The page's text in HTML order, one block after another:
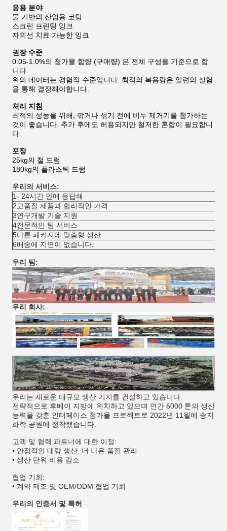
응용 분야
물 기반의 산업용 코팅
스크린 프린팅 잉크
자외선 치료 가능한 잉크
권장 수준
0.05-1.0%의 첨가물 함량 (구매량) 은 전체 구성을 기준으로 합
니다.
위의 데이터는 경험적 수준입니다. 최적의 복용량은 일련의 실험
을 통해 결정해야합니다.
처리 지침
최적의 성능을 위해, 깎거나 섞기 전에 비누 제거기를 첨가하는
것이 좋습니다. 추가 후에도 허용되지만 철저한 혼합이 필요합니
다.
포장
25kg의 철 드럼
180kg의 플라스틱 드럼
우리의 서비스:
1- 24시간 안에 응답해
2고품질 제품과 합리적인 가격
3연구개발 기술 지원
4전문적인 팀 서비스
5다른 패키지에 맞춤형 생산
6배송에 지연이 없습니다.
우리 팀:
우리 회사:
우리는 새로운 대규모 생산 기지를 건설하고 있습니다.
전략적으로 후베이 지방에 위치하고 있으며 연간 6000 톤의 생산
능력을 갖춘 인터페이스 첨가물 프로젝트로 2022년 11월에 송지
화학 공원에 정착했습니다.
고객 및 협력 파트너에 대한 이점:
• 안정적인 대량 생산, 더 나은 품질 관리
• 생산 단위 비용 감소
협업 기회:
• 계약 제조 및 OEM/ODM 협업 기회
우리의 인증서 및 특허